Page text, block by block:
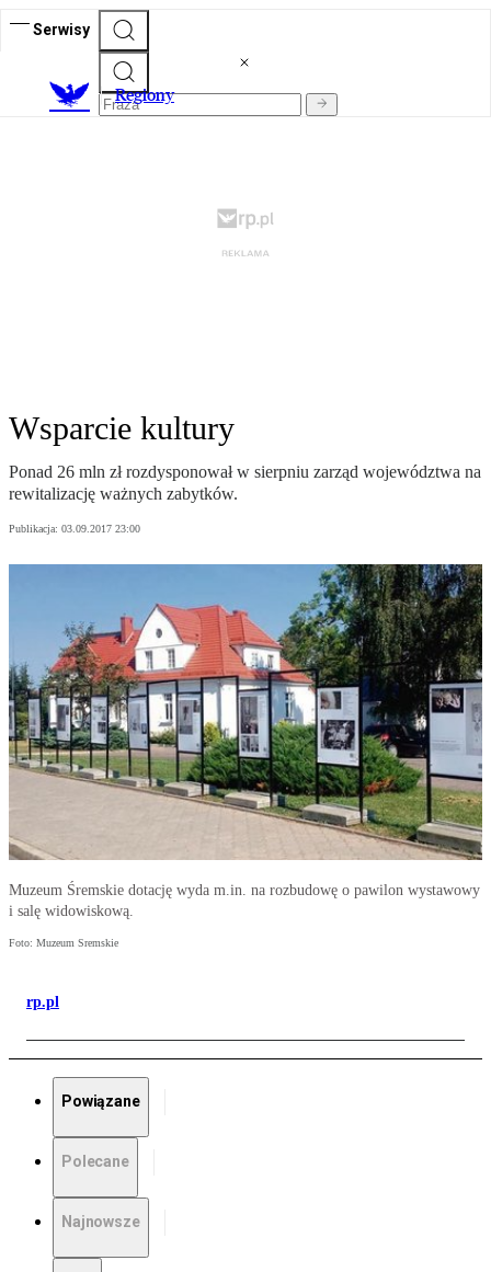
Serwisy
Regiony
Wsparcie kultury
Ponad 26 mln zł rozdysponował w sierpniu zarząd województwa na
rewitalizację ważnych zabytków.
Publikacja: 03.09.2017 23:00
Muzeum Śremskie dotację wyda m.in. na rozbudowę o pawilon wystawowy
i salę widowiskową.
Foto: Muzeum Sremskie
rp.pl
Powiązane
Polecane
Najnowsze